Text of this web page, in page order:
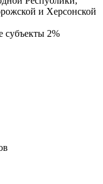
и Херсонской
субъекты 2%